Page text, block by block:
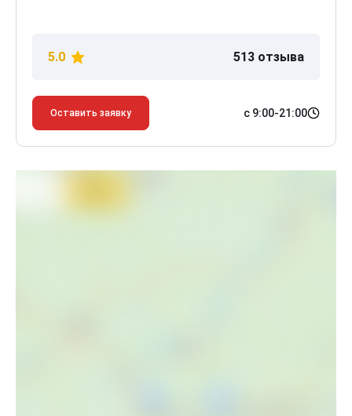
5.0 513 отзыва
Оставить заявку с 9:00-21:00